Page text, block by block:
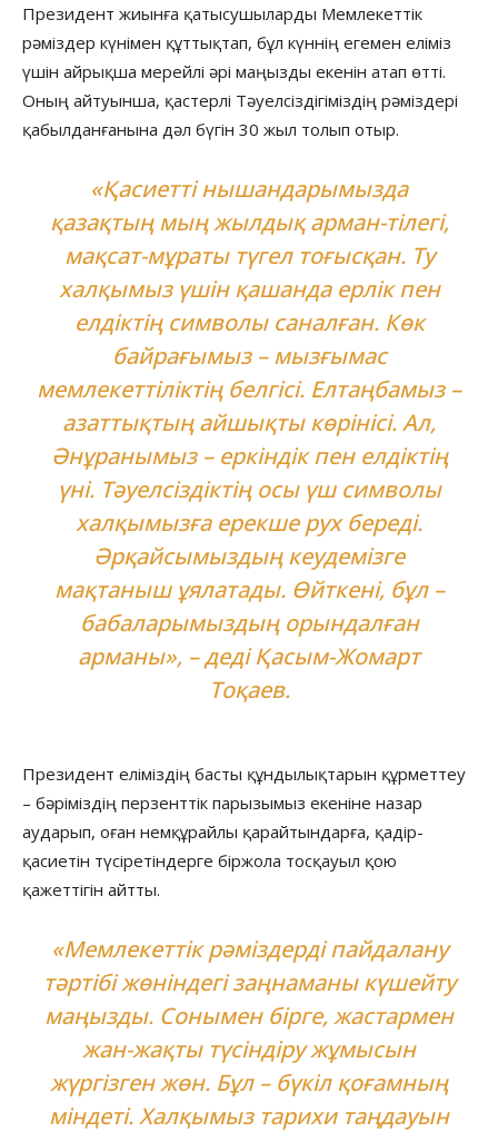
Президент жиынға қатысушыларды Мемлекеттік
рәміздер күнімен құттықтап, бұл күннің егемен еліміз
үшін айрықша мерейлі әрі маңызды екенін атап өтті.
Оның айтуынша, қастерлі Тәуелсіздігіміздің рәміздері
қабылданғанына дәл бүгін 30 жыл толып отыр.
«Қасиетті нышандарымызда
қазақтың мың жылдық арман-тілегі,
мақсат-мұраты түгел тоғысқан. Ту
халқымыз үшін қашанда ерлік пен
елдіктің символы саналған. Көк
байрағымыз – мызғымас
мемлекеттіліктің белгісі. Елтаңбамыз –
азаттықтың айшықты көрінісі. Ал,
Әнұранымыз – еркіндік пен елдіктің
үні. Тәуелсіздіктің осы үш символы
халқымызға ерекше рух береді.
Әрқайсымыздың кеудемізге
мақтаныш ұялатады. Өйткені, бұл –
бабаларымыздың орындалған
арманы», – деді Қасым-Жомарт
Тоқаев.
Президент еліміздің басты құндылықтарын құрметтеу
– бәріміздің перзенттік парызымыз екеніне назар
аударып, оған немқұрайлы қарайтындарға, қадір-
қасиетін түсіретіндерге біржола тосқауыл қою
қажеттігін айтты.
«Мемлекеттік рәміздерді пайдалану
тәртібі жөніндегі заңнаманы күшейту
маңызды. Сонымен бірге, жастармен
жан-жақты түсіндіру жұмысын
жүргізген жөн. Бұл – бүкіл қоғамның
міндеті. Халқымыз тарихи таңдауын